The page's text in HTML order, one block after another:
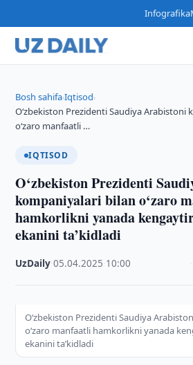
Infografika
Bosh sahifa›Iqtisod›
O‘zbekiston Prezidenti Saudiya Arabistoni
o‘zaro manfaatli …
IQTISOD
O‘zbekiston Prezidenti
kompaniyalari bilan o‘zaro
hamkorlikni yanada
ekanini ta’kidladi
UzDaily ·05.04.2025 10:00
O‘zbekiston Prezidenti Saudiya
o‘zaro manfaatli hamkorlikni yanada
ekanini ta’kidladi